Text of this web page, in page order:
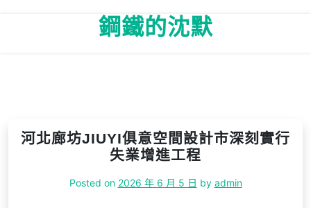
鋼鐵的沈默
河北廊坊JIUYI俱意空間設計市深刻實行
失業增進工程
Posted on 2026 年 6 月 5 日 by admin